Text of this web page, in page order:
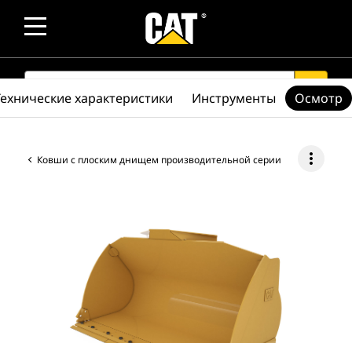
SEARCH search
Ковши с плоским днищем производительной серии more_vert
характеристики Инструменты Осмотр